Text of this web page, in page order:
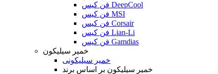
فن کیس DeepCool
فن کیس MSI
فن کیس Corsair
فن کیس Lian-Li
فن کیس Gamdias
خمیر سیلیکون
خمیر سیلیکونی
خمیر سیلیکون بر اساس برند